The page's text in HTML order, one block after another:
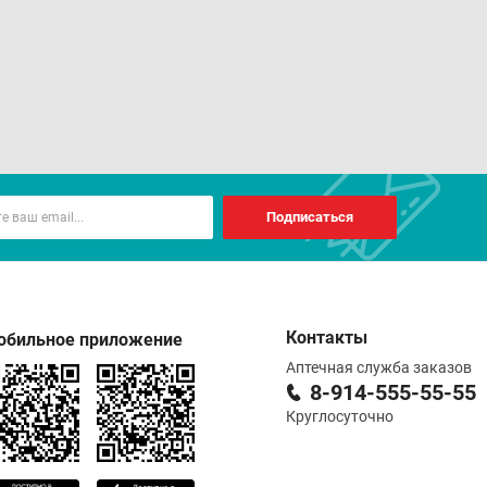
зависит от возраста, веса, состояния
0,5 г/кг массы тела, лечебная 1,0-1,5 г/кг;
следует предварительно ввести внутривенно
Ответ на тест-дозу считается достаточным, если
50 мл/ч. В случае отсутствия адекватного ответа
после повторного введения от дальнейшего
Подписаться
приложение Контакты
Аптечная служба заказов
8-914-555-55-55
Круглосуточно